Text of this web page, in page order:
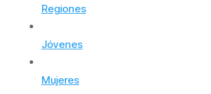
Regiones
Jóvenes
Mujeres